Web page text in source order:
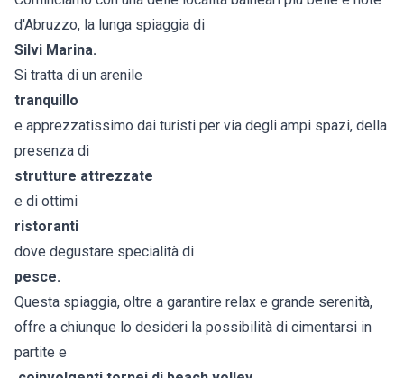
d'Abruzzo, la lunga spiaggia di
Silvi Marina.
Si tratta di un arenile
tranquillo
e apprezzatissimo dai turisti per via degli ampi spazi, della
presenza di
strutture attrezzate
e di ottimi
ristoranti
dove degustare specialità di
pesce.
Questa spiaggia, oltre a garantire relax e grande serenità,
offre a chiunque lo desideri la possibilità di cimentarsi in
partite e